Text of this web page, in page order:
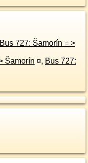
Bus 727: Šamorín = >
Bus 727: Bratislava = > Šamorín ¤, Bus 727: